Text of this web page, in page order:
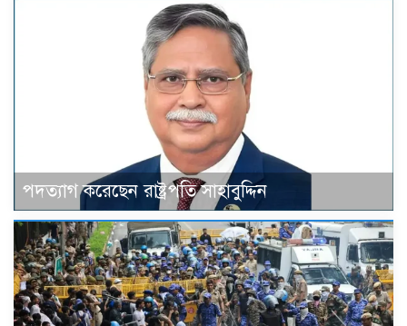
পদত্যাগ করেছেন রাষ্ট্রপতি সাহাবুদ্দিন